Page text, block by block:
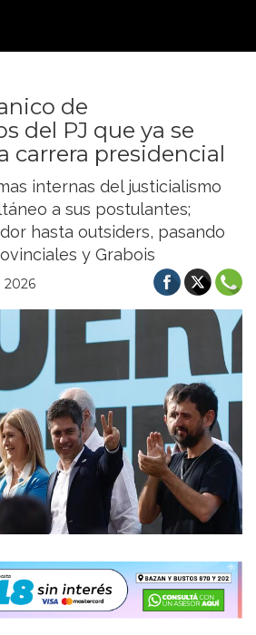
de
del PJ que ya se
carrera presidencial
internas del justicialismo
a sus postulantes;
hasta outsiders, pasando
y Grabois
2026